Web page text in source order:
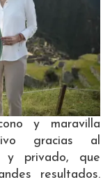
y maravilla
gracias al
y privado, que
resultados.